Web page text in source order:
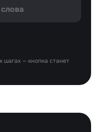
шагах — кнопка станет